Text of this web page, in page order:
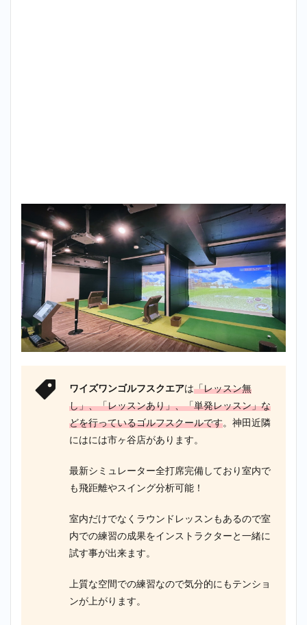
ワイズワンゴルフスクエアは「レッスン無
し」、「レッスンあり」、「単発レッスン」な
どを行っているゴルフスクールです。神田近隣
にはには市ヶ谷店があります。
最新シミュレーター全打席完備しており室内で
も飛距離やスイング分析可能！
室内だけでなくラウンドレッスンもあるので室
内での練習の成果をインストラクターと一緒に
試す事が出来ます。
上質な空間での練習なので気分的にもテンショ
ンが上がります。